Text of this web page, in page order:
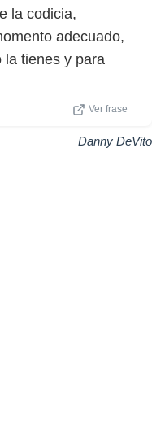
la codicia,
adecuado,
la tienes y para
Ver frase
Danny DeVito